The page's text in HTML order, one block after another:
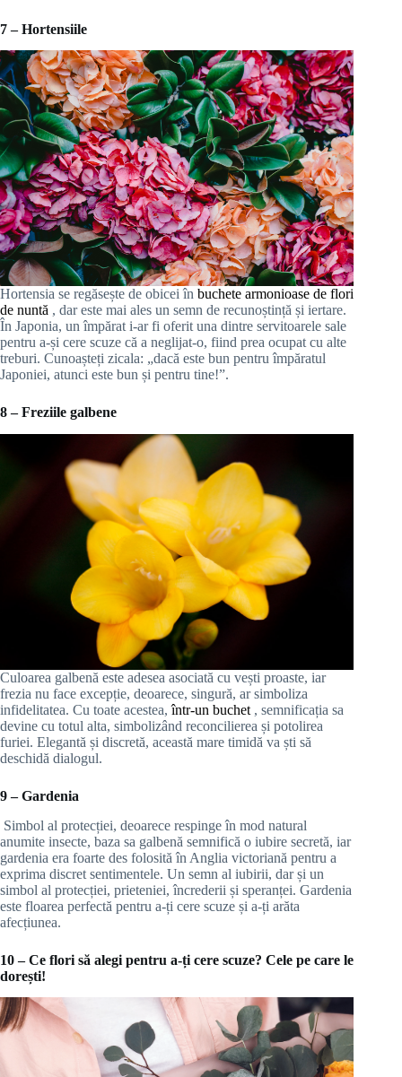
7 – Hortensiile
Hortensia se regăsește de obicei în buchete armonioase de flori
de nuntă , dar este mai ales un semn de recunoștință și iertare.
În Japonia, un împărat i-ar fi oferit una dintre servitoarele sale
pentru a-și cere scuze că a neglijat-o, fiind prea ocupat cu alte
treburi. Cunoașteți zicala: „dacă este bun pentru împăratul
Japoniei, atunci este bun și pentru tine!”.
8 – Freziile galbene
Culoarea galbenă este adesea asociată cu vești proaste, iar
frezia nu face excepție, deoarece, singură, ar simboliza
infidelitatea. Cu toate acestea,într-un buchet , semnificația sa
devine cu totul alta, simbolizând reconcilierea și potolirea
furiei. Elegantă și discretă, această mare timidă va ști să
deschidă dialogul.
9 – Gardenia
Simbol al protecției, deoarece respinge în mod natural
anumite insecte, baza sa galbenă semnifică o iubire secretă, iar
gardenia era foarte des folosită în Anglia victoriană pentru a
exprima discret sentimentele. Un semn al iubirii, dar și un
simbol al protecției, prieteniei, încrederii și speranței. Gardenia
este floarea perfectă pentru a-ți cere scuze și a-ți arăta
afecțiunea.
10 – Ce flori să alegi pentru a-ți cere scuze? Cele pe care le
dorești!